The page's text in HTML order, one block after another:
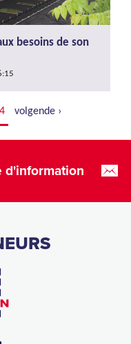
besoins de son
volgende ›
d'information